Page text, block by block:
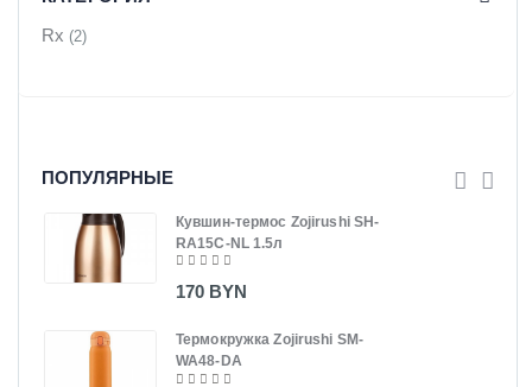
Rx (2)
ПОПУЛЯРНЫЕ
Кувшин-термос Zojirushi SH-
RA15C-NL 1.5л
170 BYN
Термокружка Zojirushi SM-
WA48-DA